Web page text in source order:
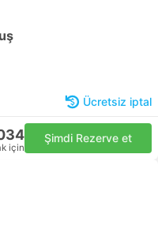
Ücretsiz iptal
için
Şimdi Rezerve et